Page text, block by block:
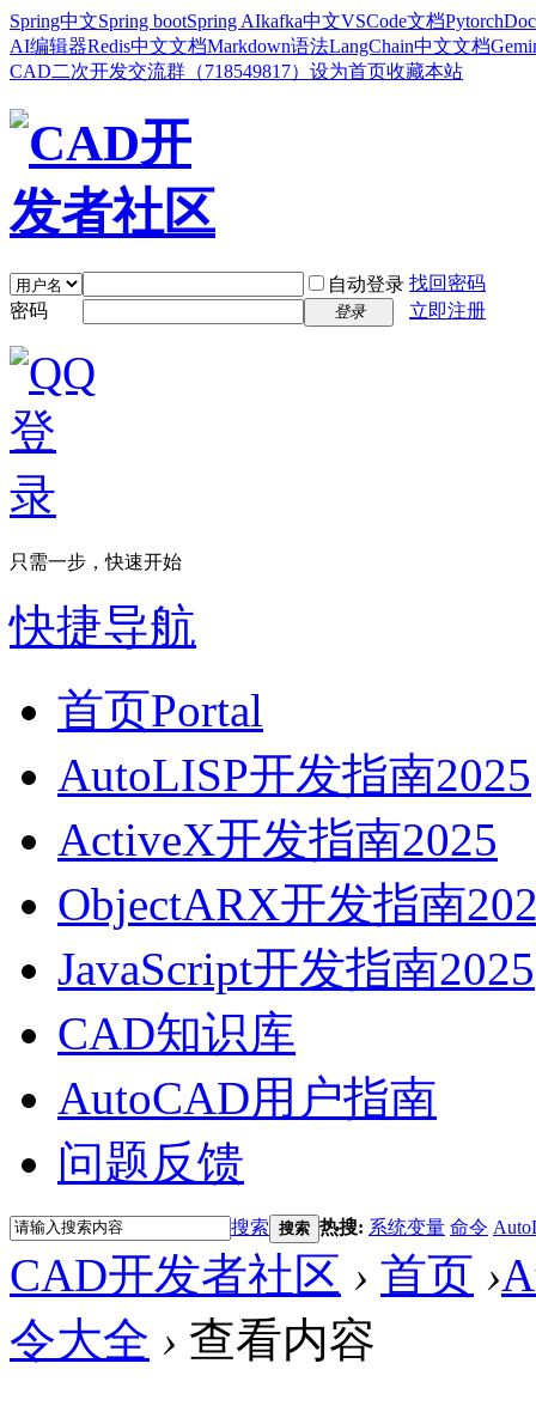
Spring中文Spring bootSpring AIkafka中文VSCode文档Pytorch
AI编辑器Redis中文文档Markdown语法LangChain中文文档
CAD二次开发交流群（718549817） 设为首页收藏本站
自动登录 找回密码
密码
登录 立即注册
只需一步，快速开始
快捷导航
首页Portal
AutoLISP开发指南2025
ActiveX开发指南2025
ObjectARX开发指南
JavaScript开发指南2025
CAD知识库
AutoCAD用户指南
问题反馈
搜索 搜索 热搜: 系统变量 命令
CAD开发者社区 › 首页 ›
令大全 › 查看内容